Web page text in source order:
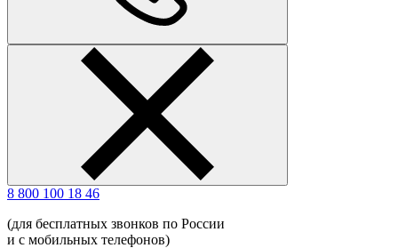
8 800 100 18 46
(для бесплатных звонков по России
и с мобильных телефонов)